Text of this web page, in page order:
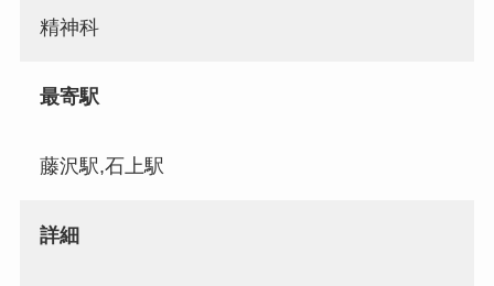
精神科
最寄駅
藤沢駅,石上駅
詳細